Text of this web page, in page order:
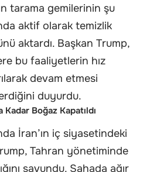
tarama gemilerinin şu
aktif olarak temizlik
aktardı. Başkan Trump,
bu faaliyetlerin hız
devam etmesi
duyurdu.
Boğaz Kapatıldı
İran’ın iç siyasetindeki
Tahran yönetiminde
savundu. Sahada ağır